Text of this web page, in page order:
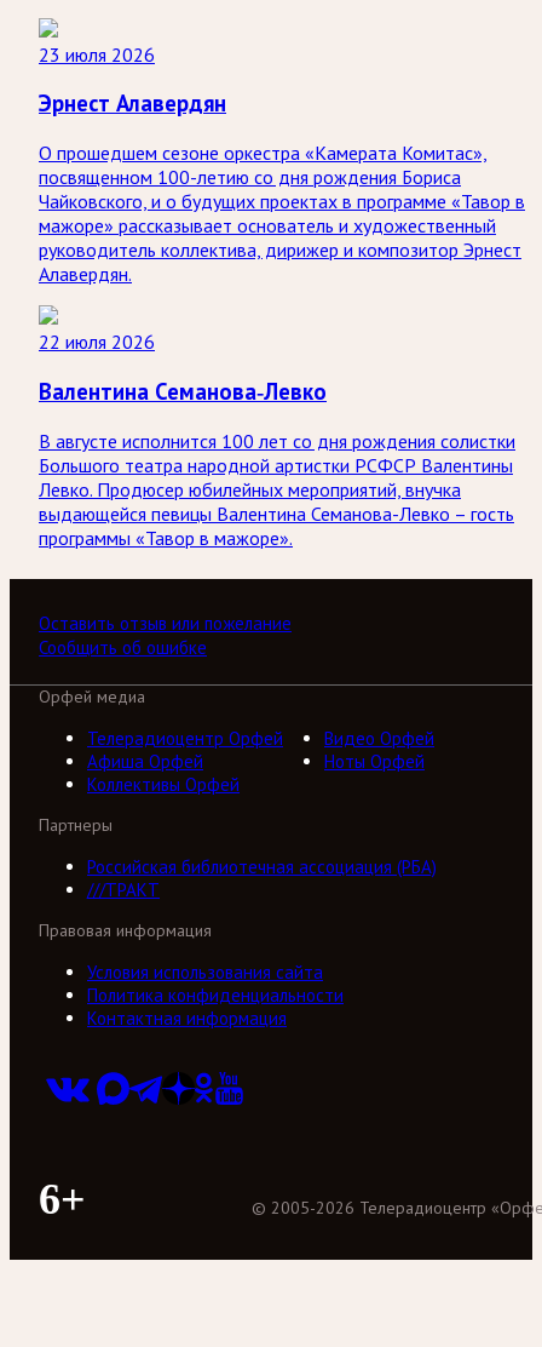
23 июля 2026
Эрнест Алавердян
О прошедшем сезоне оркестра «Камерата Комитас»,
посвященном 100-летию со дня рождения Бориса
Чайковского, и о будущих проектах в программе «Тавор в
мажоре» рассказывает основатель и художественный
руководитель коллектива, дирижер и композитор Эрнест
Алавердян.
22 июля 2026
Валентина Семанова-Левко
В августе исполнится 100 лет со дня рождения солистки
Большого театра народной артистки РСФСР Валентины
Левко. Продюсер юбилейных мероприятий, внучка
выдающейся певицы Валентина Семанова-Левко – гость
программы «Тавор в мажоре».
Оставить отзыв или пожелание
Сообщить об ошибке
Орфей медиа
Телерадиоцентр Орфей
Видео Орфей
Афиша Орфей
Ноты Орфей
Коллективы Орфей
Партнеры
Российская библиотечная ассоциация (РБА)
///ТРАКТ
Правовая информация
Условия использования сайта
Политика конфиденциальности
Контактная информация
6+ © 2005-2026 Телерадиоцентр